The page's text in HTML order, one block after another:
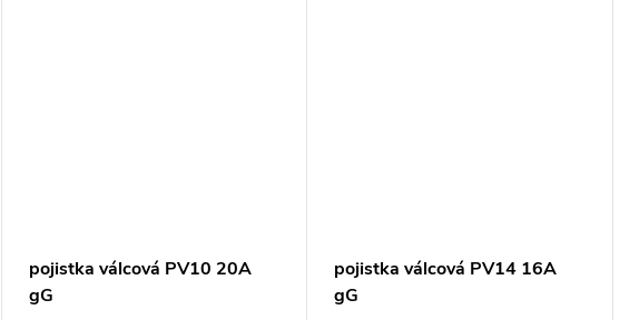
pojistka válcová PV10 20A
gG
pojistka válcová PV14 16A
gG